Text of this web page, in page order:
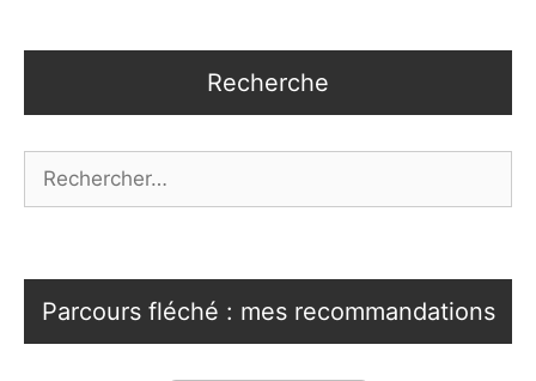
Recherche
Parcours fléché : mes recommandations